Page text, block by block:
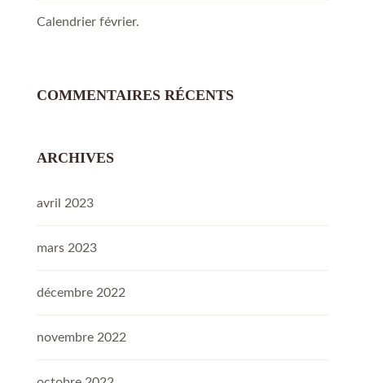
Calendrier février.
COMMENTAIRES RÉCENTS
ARCHIVES
avril 2023
mars 2023
décembre 2022
novembre 2022